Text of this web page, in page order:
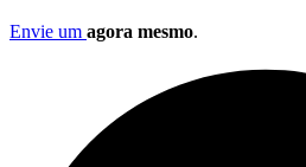
Envie um agora mesmo.